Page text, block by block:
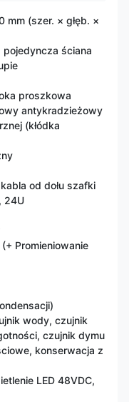
(szer. × głęb. ×
ściana
proszkowa
antykradzieżowy
(kłódka
od dołu szafki
24U
Promieniowanie
wody, czujnik
czujnik dymu
konserwacja z
LED 48VDC,